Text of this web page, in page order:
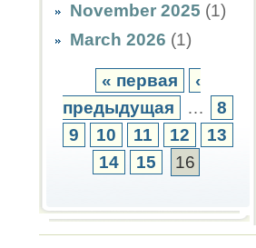
November 2025 (1)
March 2026 (1)
« первая
‹
предыдущая
…
8
9
10 11 12
13
14
15 16